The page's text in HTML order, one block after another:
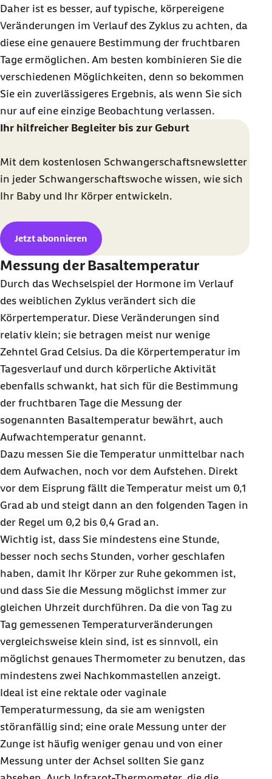
Daher ist es besser, auf typische, körpereigene
Veränderungen im Verlauf des Zyklus zu achten, da
diese eine genauere Bestimmung der fruchtbaren
Tage ermöglichen. Am besten kombinieren Sie die
verschiedenen Möglichkeiten, denn so bekommen
Sie ein zuverlässigeres Ergebnis, als wenn Sie sich
nur auf eine einzige Beobachtung verlassen.
Ihr hilfreicher Begleiter bis zur Geburt
Mit dem kostenlosen Schwangerschaftsnewsletter
in jeder Schwangerschaftswoche wissen, wie sich
Ihr Baby und Ihr Körper entwickeln.
Jetzt abonnieren
Messung der Basaltemperatur
Durch das Wechselspiel der Hormone im Verlauf
des weiblichen Zyklus verändert sich die
Körpertemperatur. Diese Veränderungen sind
relativ klein; sie betragen meist nur wenige
Zehntel Grad Celsius. Da die Körpertemperatur im
Tagesverlauf und durch körperliche Aktivität
ebenfalls schwankt, hat sich für die Bestimmung
der fruchtbaren Tage die Messung der
sogenannten Basaltemperatur bewährt, auch
Aufwachtemperatur genannt.
Dazu messen Sie die Temperatur unmittelbar nach
dem Aufwachen, noch vor dem Aufstehen. Direkt
vor dem Eisprung fällt die Temperatur meist um 0,1
Grad ab und steigt dann an den folgenden Tagen in
der Regel um 0,2 bis 0,4 Grad an.
Wichtig ist, dass Sie mindestens eine Stunde,
besser noch sechs Stunden, vorher geschlafen
haben, damit Ihr Körper zur Ruhe gekommen ist,
und dass Sie die Messung möglichst immer zur
gleichen Uhrzeit durchführen. Da die von Tag zu
Tag gemessenen Temperaturveränderungen
vergleichsweise klein sind, ist es sinnvoll, ein
möglichst genaues Thermometer zu benutzen, das
mindestens zwei Nachkommastellen anzeigt.
Ideal ist eine rektale oder vaginale
Temperaturmessung, da sie am wenigsten
störanfällig sind; eine orale Messung unter der
Zunge ist häufig weniger genau und von einer
Messung unter der Achsel sollten Sie ganz